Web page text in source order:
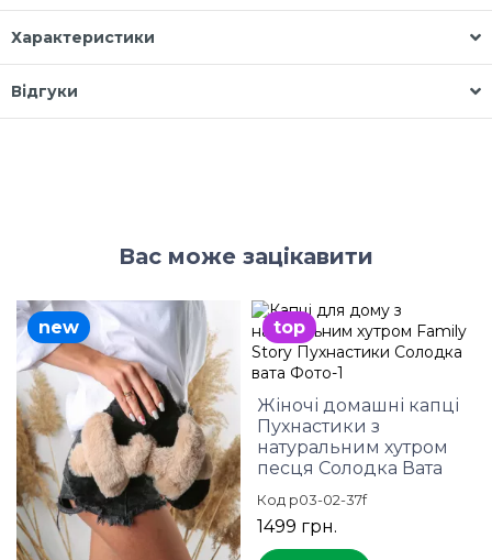
Характеристики
Відгуки
Вас може зацікавити
new
Жіночі домашні капці
Пухнастики з
натуральним хутром
песця Солодка Вата
Код p03-02-37f
1499 грн.
top